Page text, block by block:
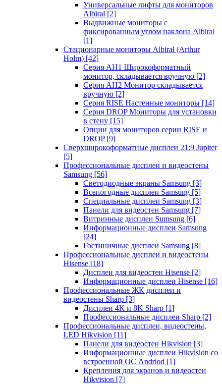
Универсальные лифты для мониторов
Albiral [2]
Выдвижные мониторы с
фиксированным углом наклона Albiral
[1]
Стационарные мониторы Albiral (Arthur
Holm) [42]
Серия AH1 Широкоформатный
монитор, складывается вручную [2]
Серия AH2 Монитор складывается
вручную [2]
Серия RISE Настенные мониторы [14]
Серия DROP Мониторы для установки
в стену [15]
Опции для мониторов серии RISE и
DROP [9]
Сверхширокоформатные дисплеи 21:9 Jupiter
[5]
Профессиональные дисплеи и видеостены
Samsung [56]
Светодиодные экраны Samsung [3]
Всепогодные дисплеи Samsung [5]
Специальные дисплеи Samsung [3]
Панели для видеостен Samsung [7]
Витринные дисплеи Sumsung [6]
Информационные дисплеи Samsung
[24]
Гостиничные дисплеи Samsung [8]
Профессиональные дисплеи и видеостены
Hisense [18]
Дисплеи для видеостен Hisense [2]
Информационные дисплеи Hisense [16]
Профессиональные ЖК дисплеи и
видеостены Sharp [3]
Дисплеи 4K и 8K Sharp [1]
Профессиональные дисплеи Sharp [2]
Профессиональные дисплеи, видеостены,
LED Hikvision [11]
Панели для видеостен Hikvision [3]
Информационные дисплеи Hikvision со
встроенной ОС Andriod [1]
Крепления для экранов и видеостен
Hikvision [7]